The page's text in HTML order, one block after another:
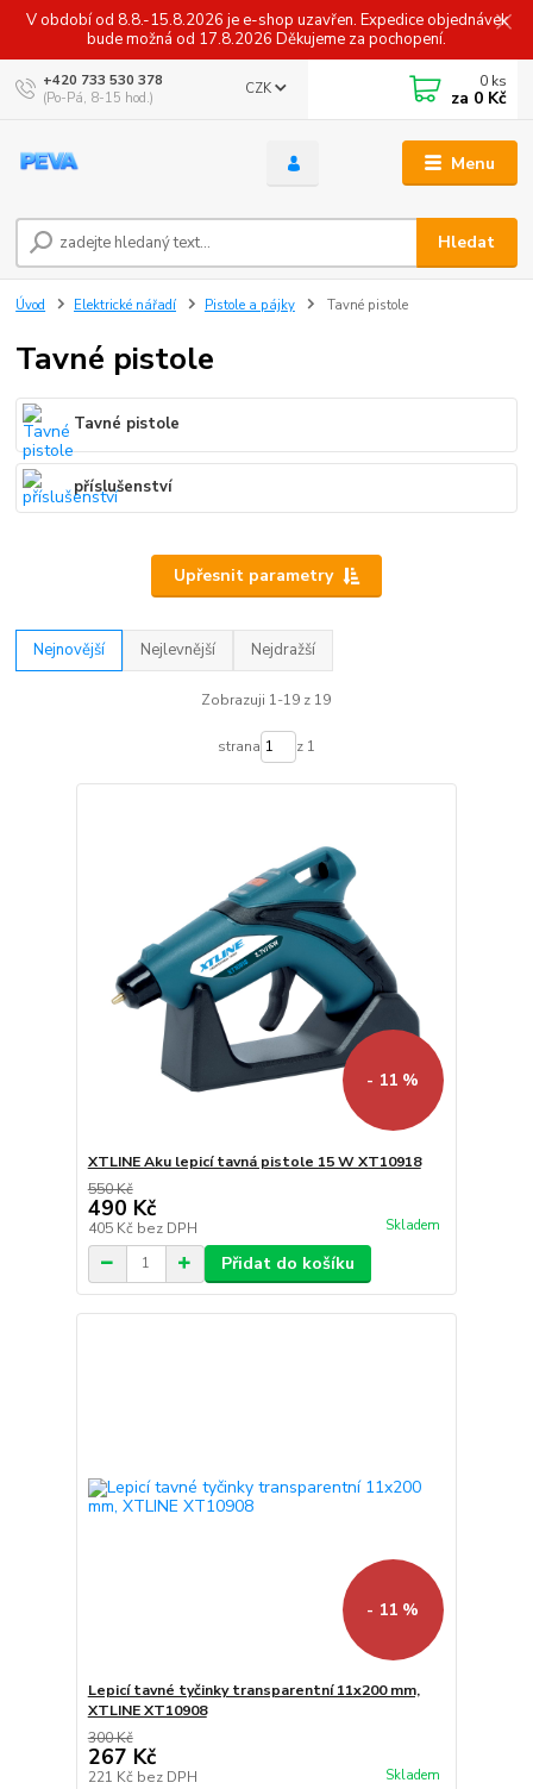
V období od 8.8.-15.8.2026 je e-shop uzavřen. Expedice objednávek
bude možná od 17.8.2026 Děkujeme za pochopení.
Menu
CZK
Hledat
+420 733 530 378
(Po-Pá, 8-15 hod.)
0 ks
za 0 Kč
Úvod Elektrické nářadí Pistole a pájky Tavné pistole
Tavné pistole
Tavné pistole
příslušenství
Upřesnit parametry
Nejnovější Nejlevnější Nejdražší
Zobrazuji 1-19 z 19
strana z 1
- 11 %
XTLINE Aku lepicí tavná pistole 15 W XT10918
550 Kč
490 Kč
405 Kč bez DPH Skladem
Přidat do košíku
- 11 %
Lepicí tavné tyčinky transparentní 11x200 mm,
XTLINE XT10908
300 Kč
267 Kč
221 Kč bez DPH Skladem